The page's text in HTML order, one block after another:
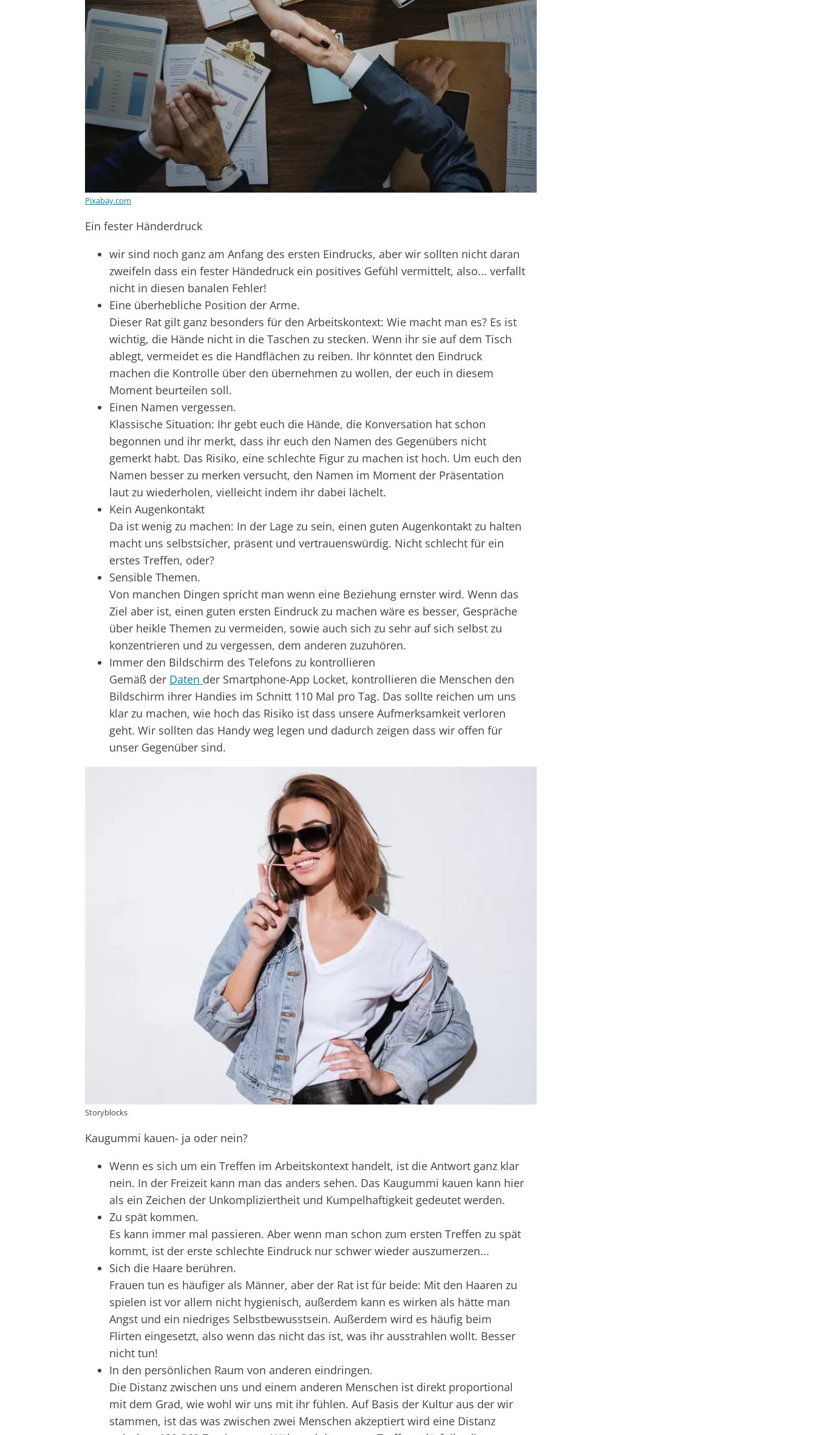
Pixabay.com
Ein fester Händerdruck
wir sind noch ganz am Anfang des ersten Eindrucks, aber wir sollten nicht daran
zweifeln dass ein fester Händedruck ein positives Gefühl vermittelt, also... verfallt
nicht in diesen banalen Fehler!
Eine überhebliche Position der Arme.
Dieser Rat gilt ganz besonders für den Arbeitskontext: Wie macht man es? Es ist
wichtig, die Hände nicht in die Taschen zu stecken. Wenn ihr sie auf dem Tisch
ablegt, vermeidet es die Handflächen zu reiben. Ihr könntet den Eindruck
machen die Kontrolle über den übernehmen zu wollen, der euch in diesem
Moment beurteilen soll.
Einen Namen vergessen.
Klassische Situation: Ihr gebt euch die Hände, die Konversation hat schon
begonnen und ihr merkt, dass ihr euch den Namen des Gegenübers nicht
gemerkt habt. Das Risiko, eine schlechte Figur zu machen ist hoch. Um euch den
Namen besser zu merken versucht, den Namen im Moment der Präsentation
laut zu wiederholen, vielleicht indem ihr dabei lächelt.
Kein Augenkontakt
Da ist wenig zu machen: In der Lage zu sein, einen guten Augenkontakt zu halten
macht uns selbstsicher, präsent und vertrauenswürdig. Nicht schlecht für ein
erstes Treffen, oder?
Sensible Themen.
Von manchen Dingen spricht man wenn eine Beziehung ernster wird. Wenn das
Ziel aber ist, einen guten ersten Eindruck zu machen wäre es besser, Gespräche
über heikle Themen zu vermeiden, sowie auch sich zu sehr auf sich selbst zu
konzentrieren und zu vergessen, dem anderen zuzuhören.
Immer den Bildschirm des Telefons zu kontrollieren
Gemäß der Daten der Smartphone-App Locket, kontrollieren die Menschen den
Bildschirm ihrer Handies im Schnitt 110 Mal pro Tag. Das sollte reichen um uns
klar zu machen, wie hoch das Risiko ist dass unsere Aufmerksamkeit verloren
geht. Wir sollten das Handy weg legen und dadurch zeigen dass wir offen für
unser Gegenüber sind.
Storyblocks
Kaugummi kauen- ja oder nein?
Wenn es sich um ein Treffen im Arbeitskontext handelt, ist die Antwort ganz klar
nein. In der Freizeit kann man das anders sehen. Das Kaugummi kauen kann hier
als ein Zeichen der Unkompliziertheit und Kumpelhaftigkeit gedeutet werden.
Zu spät kommen.
Es kann immer mal passieren. Aber wenn man schon zum ersten Treffen zu spät
kommt, ist der erste schlechte Eindruck nur schwer wieder auszumerzen...
Sich die Haare berühren.
Frauen tun es häufiger als Männer, aber der Rat ist für beide: Mit den Haaren zu
spielen ist vor allem nicht hygienisch, außerdem kann es wirken als hätte man
Angst und ein niedriges Selbstbewusstsein. Außerdem wird es häufig beim
Flirten eingesetzt, also wenn das nicht das ist, was ihr ausstrahlen wollt. Besser
nicht tun!
In den persönlichen Raum von anderen eindringen.
Die Distanz zwischen uns und einem anderen Menschen ist direkt proportional
mit dem Grad, wie wohl wir uns mit ihr fühlen. Auf Basis der Kultur aus der wir
stammen, ist das was zwischen zwei Menschen akzeptiert wird eine Distanz